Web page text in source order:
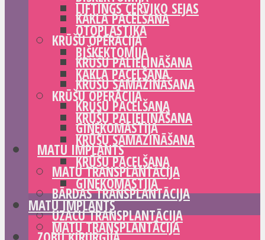
KAKLA PACELŠANA
KRŪŠU OPERĀCIJA
KRŪŠU PALIELINĀŠANA
KRŪŠU SAMAZINĀŠANA
KRŪŠU PACELŠANA
GINEKOMASTIJA
MATU IMPLANTS
MATU TRANSPLANTĀCIJA
BĀRDAS TRANSPLANTĀCIJA
UZACU TRANSPLANTĀCIJA
LIFTINGS CERVIKO SEJAS
OTOPLASTIKA
BIŠKEKTOMIJA
KAKLA PACELŠANA
KRŪŠU OPERĀCIJA
KRŪŠU PALIELINĀŠANA
KRŪŠU SAMAZINĀŠANA
KRŪŠU PACELŠANA
GINEKOMASTIJA
MATU IMPLANTS
MATU TRANSPLANTĀCIJA